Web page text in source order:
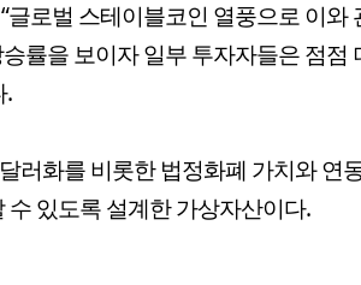
글로벌 스테이블코인 열풍으로 이와
률을 보이자 일부 투자자들은 점점
.
러화를 비롯한 법정화폐 가치와 연
있도록 설계한 가상자산이다.